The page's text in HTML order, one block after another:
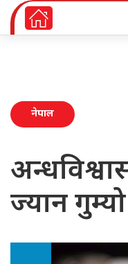
नेपाल
ज्यान गुम्यो